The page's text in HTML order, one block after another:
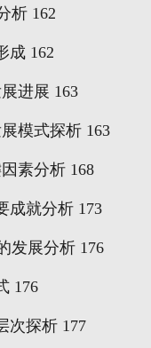
析 162
成162
进展 163
模式探析163
素分析168
成就分析173
发展分析 176
176
次探析177